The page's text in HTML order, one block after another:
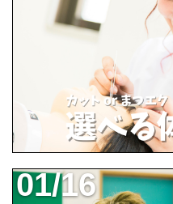
01/16